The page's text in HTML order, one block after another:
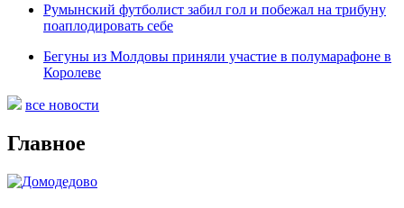
Румынский футболист забил гол и побежал на трибуну
поаплодировать себе
Бегуны из Молдовы приняли участие в полумарафоне в
Королеве
все новости
Главное